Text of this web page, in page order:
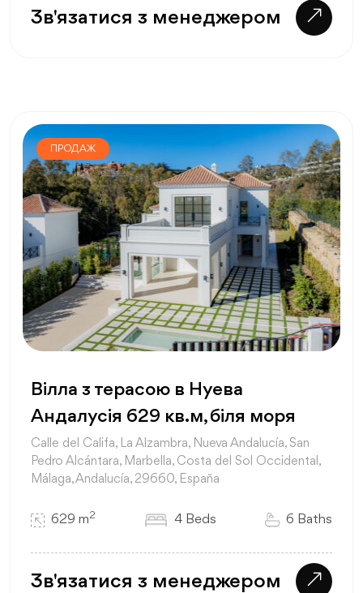
Зв'язатися з менеджером
ПРОДАЖ
Вілла з терасою в Нуева
Андалусія 629 кв.м, біля моря
Calle del Califa, La Alzambra, Nueva Andalucía, San
Pedro Alcántara, Marbella, Costa del Sol Occidental,
Málaga, Andalucía, 29660, España
629 m2 4 Beds 6 Baths
Зв'язатися з менеджером